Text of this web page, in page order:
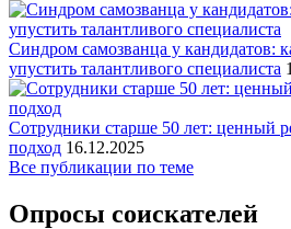
Синдром самозванца у кандидатов:
упустить талантливого специалиста
Сотрудники старше 50 лет: ценный
подход 16.12.2025
Все публикации по теме
Опросы соискателей